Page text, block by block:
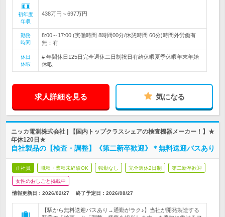
初年度
年収
438万円～697万円
勤務
時間
8:00～17:00 (実働時間 8時間00分/休憩時間 60分)時間外労働有
無：有
休日
休暇
# 年間休日125日完全週休二日制祝日有給休暇夏季休暇年末年始
休暇
求人詳細を見る 気になる
ニッカ電測株式会社 | 【国内トップクラスシェアの検査機器メーカー！】★
年休120日★
自社製品の【検査・調整】《第二新卒歓迎》＊無料送迎バスあり
正社員 職種・業種未経験OK 転勤なし 完全週休2日制 第二新卒歓迎
女性のおしごと掲載中
情報更新日：2026/02/27 終了予定日： 2026/08/27
【駅から無料送迎バスあり→通勤がラク♪】当社が開発製造する